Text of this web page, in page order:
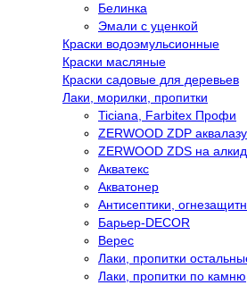
Белинка
Эмали с уценкой
Краски водоэмульсионные
Краски масляные
Краски садовые для деревьев
Лаки, морилки, пропитки
Ticiana, Farbitex Профи
ZERWOOD ZDP
ZERWOOD ZDS на
Акватекс
Акватонер
Антисептики,
Барьер-DECOR
Верес
Лаки, пропитки
Лаки, пропитки по камню